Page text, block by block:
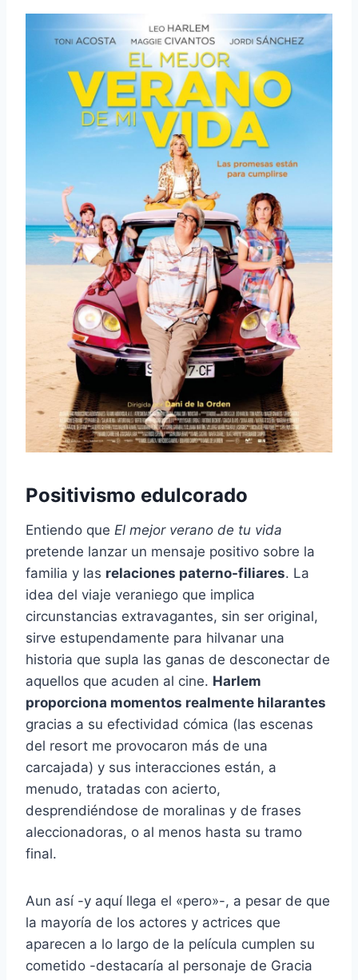
Positivismo edulcorado
Entiendo que El mejor verano de tu vida
pretende lanzar un mensaje positivo sobre la
familia y las relaciones paterno-filiares. La
idea del viaje veraniego que implica
circunstancias extravagantes, sin ser original,
sirve estupendamente para hilvanar una
historia que supla las ganas de desconectar de
aquellos que acuden al cine. Harlem
proporciona momentos realmente hilarantes
gracias a su efectividad cómica (las escenas
del resort me provocaron más de una
carcajada) y sus interacciones están, a
menudo, tratadas con acierto,
desprendiéndose de moralinas y de frases
aleccionadoras, o al menos hasta su tramo
final.
Aun así -y aquí llega el «pero»-, a pesar de que
la mayoría de los actores y actrices que
aparecen a lo largo de la película cumplen su
cometido -destacaría al personaje de Gracia